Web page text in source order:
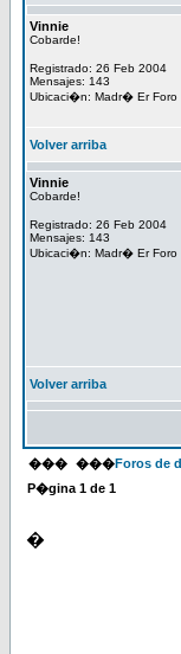
Vinnie
Cobarde!
Registrado: 26 Feb 2004
Mensajes: 143
Ubicaci�n: Madr� Er Foro
Volver arriba
Vinnie
Cobarde!
Registrado: 26 Feb 2004
Mensajes: 143
Ubicaci�n: Madr� Er Foro
Volver arriba
��� ���Foros de
P�gina 1 de 1
�